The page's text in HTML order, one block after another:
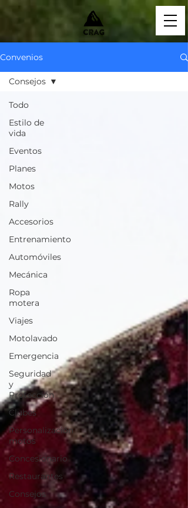
Convenios
Todo
Estilo de
vida
Eventos
Planes
Motos
Rally
Accesorios
Entrenamiento
Automóviles
Mecánica
Ropa
motera
Viajes
Motolavado
Emergencia
Seguridad
y
Protección
Clubes
Personalización
motos
Concesionario
Restaurantes
Consejos
Consejos